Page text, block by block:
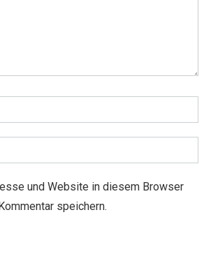
und Website in diesem Browser
speichern.